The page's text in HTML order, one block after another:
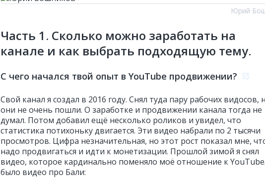
Юрий
Часть 1. Сколько можно заработать на
канале и как выбрать подходящую тему.
С чего начался твой опыт в YouTube продвижении?
Свой канал я создал в 2016 году. Снял туда пару рабочих видосов,
они не очень пошли. О заработке и продвижении канала тогда не
думал. Потом добавил ещё несколько роликов и увидел, что
статистика потихоньку двигается. Эти видео набрали по 2 тысячи
просмотров. Цифра незначительная, но этот рост показал мне,
надо продвигаться и идти к монетизации. Прошлой зимой я снял
видео, которое кардинально поменяло моё отношение к
было видео про Бали: